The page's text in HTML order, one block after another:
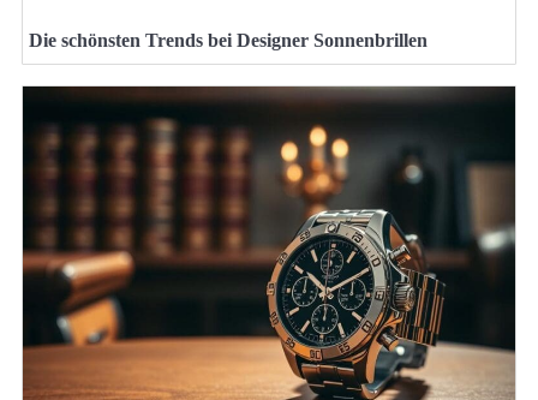
Die schönsten Trends bei Designer Sonnenbrillen